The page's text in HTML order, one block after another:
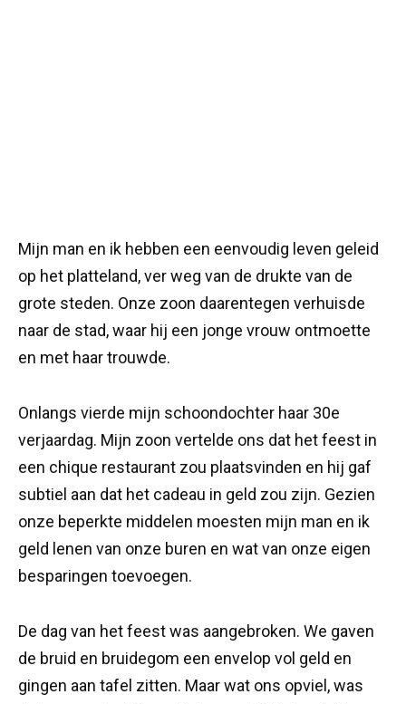
Mijn man en ik hebben een eenvoudig leven geleid
op het platteland, ver weg van de drukte van de
grote steden. Onze zoon daarentegen verhuisde
naar de stad, waar hij een jonge vrouw ontmoette
en met haar trouwde.
Onlangs vierde mijn schoondochter haar 30e
verjaardag. Mijn zoon vertelde ons dat het feest in
een chique restaurant zou plaatsvinden en hij gaf
subtiel aan dat het cadeau in geld zou zijn. Gezien
onze beperkte middelen moesten mijn man en ik
geld lenen van onze buren en wat van onze eigen
besparingen toevoegen.
De dag van het feest was aangebroken. We gaven
de bruid en bruidegom een envelop vol geld en
gingen aan tafel zitten. Maar wat ons opviel, was